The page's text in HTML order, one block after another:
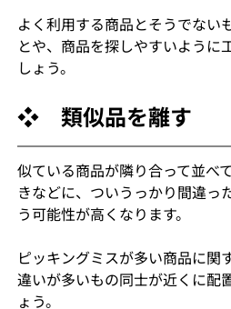
よく利用する商品とそうでない
とや、商品を探しやすいように
しょう。
❖　類似品を離す
似ている商品が隣り合って並べ
きなどに、ついうっかり間違っ
う可能性が高くなります。
ピッキングミスが多い商品に関
違いが多いもの同士が近くに配
ょう。